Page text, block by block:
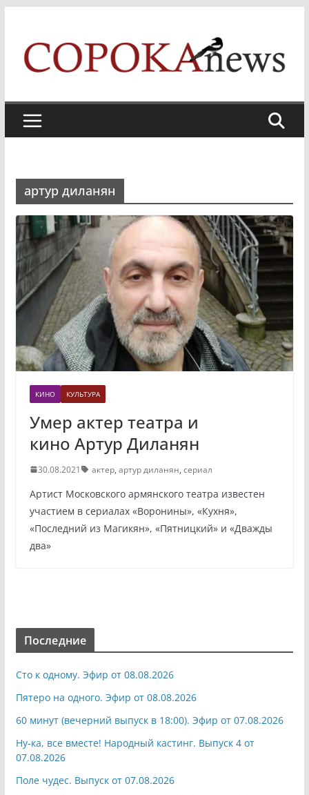
content
артур диланян
КИНО КУЛЬТУРА
Умер актер театра и
кино Артур Диланян
30.08.2021 актер, артур диланян, сериал
Артист Московского армянского театра известен
участием в сериалах «Воронины», «Кухня»,
«Последний из Магикян», «Пятницкий» и «Дважды
два»
Последние
Сто к одному. Эфир от 08.08.2026
Пятеро на одного. Эфир от 08.08.2026
60 минут (вечерний выпуск в 18:00). Эфир от 07.08.2026
Ну-ка, все вместе! Народный кастинг. Выпуск 4 от
07.08.2026
Поле чудес. Выпуск от 07.08.2026